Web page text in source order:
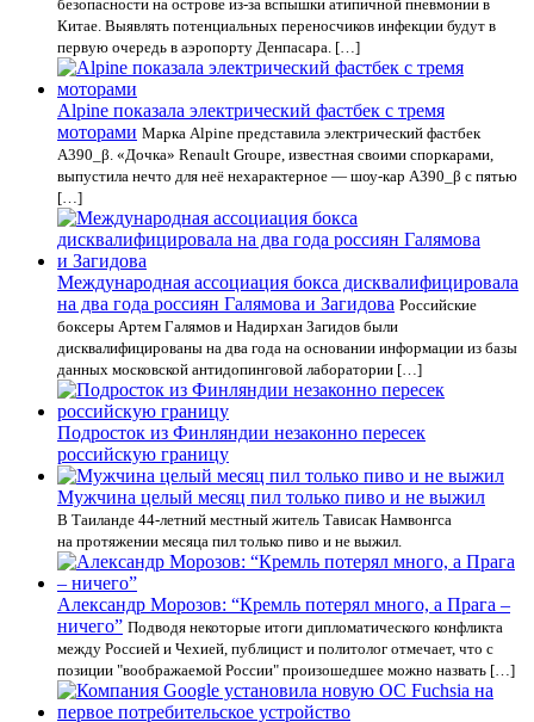
безопасности на острове из-за вспышки атипичной пневмонии в
Китае. Выявлять потенциальных переносчиков инфекции будут в
первую очередь в аэропорту Денпасара. […]
Alpine показала электрический фастбек с тремя
моторами Марка Alpine представила электрический фастбек
A390_β. «Дочка» Renault Groupe, известная своими споркарами,
выпустила нечто для неё нехарактерное — шоу-кар A390_β с пятью
[…]
Международная ассоциация бокса дисквалифицировала
на два года россиян Галямова и Загидова Российские
боксеры Артем Галямов и Надирхан Загидов были
дисквалифицированы на два года на основании информации из базы
данных московской антидопинговой лаборатории […]
Подросток из Финляндии незаконно пересек
российскую границу
Мужчина целый месяц пил только пиво и не выжил
В Таиланде 44-летний местный житель Тависак Намвонгса
на протяжении месяца пил только пиво и не выжил.
Александр Морозов: “Кремль потерял много, а Прага –
ничего” Подводя некоторые итоги дипломатического конфликта
между Россией и Чехией, публицист и политолог отмечает, что с
позиции "воображаемой России" произошедшее можно назвать […]